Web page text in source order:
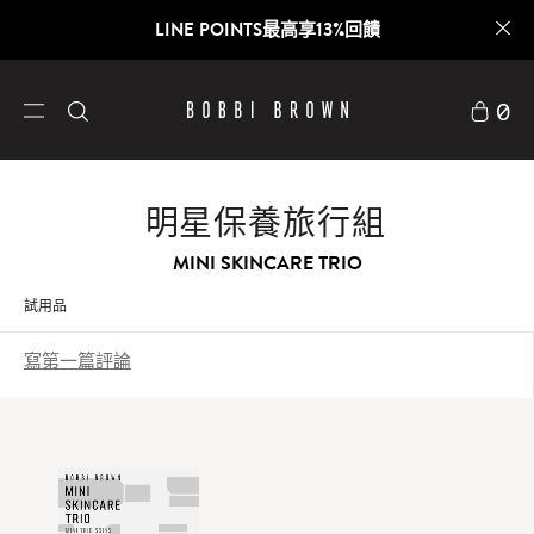
LINE POINTS最高享13%回饋
0
明星保養旅行組
MINI SKINCARE TRIO
試用品
寫第一篇評論